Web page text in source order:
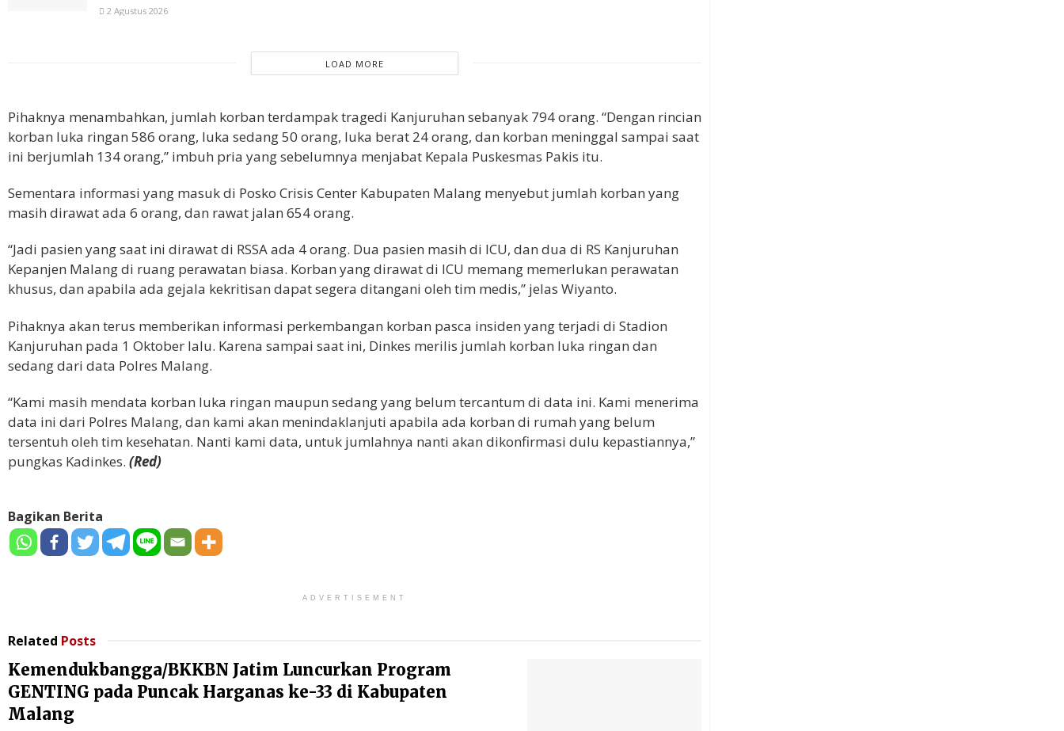
2 Agustus 2026
LOAD MORE
Pihaknya menambahkan, jumlah korban terdampak tragedi Kanjuruhan sebanyak 794 orang. “Dengan rincian
korban luka ringan 586 orang, luka sedang 50 orang, luka berat 24 orang, dan korban meninggal sampai saat
ini berjumlah 134 orang,” imbuh pria yang sebelumnya menjabat Kepala Puskesmas Pakis itu.
Sementara informasi yang masuk di Posko Crisis Center Kabupaten Malang menyebut jumlah korban yang
masih dirawat ada 6 orang, dan rawat jalan 654 orang.
“Jadi pasien yang saat ini dirawat di RSSA ada 4 orang. Dua pasien masih di ICU, dan dua di RS Kanjuruhan
Kepanjen Malang di ruang perawatan biasa. Korban yang dirawat di ICU memang memerlukan perawatan
khusus, dan apabila ada gejala kekritisan dapat segera ditangani oleh tim medis,” jelas Wiyanto.
Pihaknya akan terus memberikan informasi perkembangan korban pasca insiden yang terjadi di Stadion
Kanjuruhan pada 1 Oktober lalu. Karena sampai saat ini, Dinkes merilis jumlah korban luka ringan dan
sedang dari data Polres Malang.
“Kami masih mendata korban luka ringan maupun sedang yang belum tercantum di data ini. Kami menerima
data ini dari Polres Malang, dan kami akan menindaklanjuti apabila ada korban di rumah yang belum
tersentuh oleh tim kesehatan. Nanti kami data, untuk jumlahnya nanti akan dikonfirmasi dulu kepastiannya,”
pungkas Kadinkes. (Red)
Bagikan Berita
ADVERTISEMENT
Related Posts
Kemendukbangga/BKKBN Jatim Luncurkan Program
GENTING pada Puncak Harganas ke-33 di Kabupaten
Malang